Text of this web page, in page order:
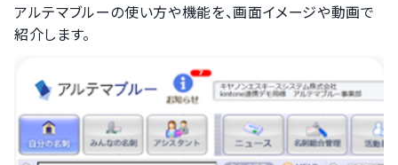
アルテマブルーの使い方や機能を、画面イメージや動画で
紹介します。